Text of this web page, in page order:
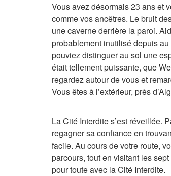
Vous avez désormais 23 ans et
comme vos ancêtres. Le bruit
une caverne derrière la paroi.
probablement inutilisé depuis au
pouviez distinguer au sol une
était tellement puissante, que
regardez autour de vous et
Vous êtes à l’extérieur, près
La Cité Interdite s’est réveillée.
regagner sa confiance en
facile. Au cours de votre route,
parcours, tout en visitant les
pour toute avec la Cité Interdite.